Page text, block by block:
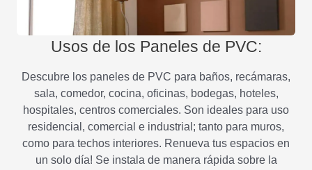
Usos de los Paneles de PVC:
Descubre los paneles de PVC para baños, recámaras,
sala, comedor, cocina, oficinas, bodegas, hoteles,
hospitales, centros comerciales. Son ideales para uso
residencial, comercial e industrial; tanto para muros,
como para techos interiores. Renueva tus espacios en
un solo día! Se instala de manera rápida sobre la